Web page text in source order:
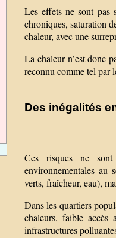
Les effets ne sont pas
chroniques, saturation
chaleur, avec une
La chaleur n’est donc
reconnu comme tel par
Des inégalités
Ces risques ne
environnementales au
verts, fraîcheur, eau),
Dans les quartiers
chaleurs, faible accès
infrastructures